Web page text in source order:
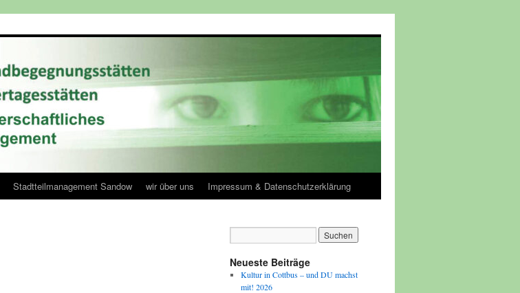
Stadtteilmanagement Sandow wir über uns Impressum & Datenschutzerklärung
Neueste Beiträge
Kultur in Cottbus – und DU machst
mit! 2026